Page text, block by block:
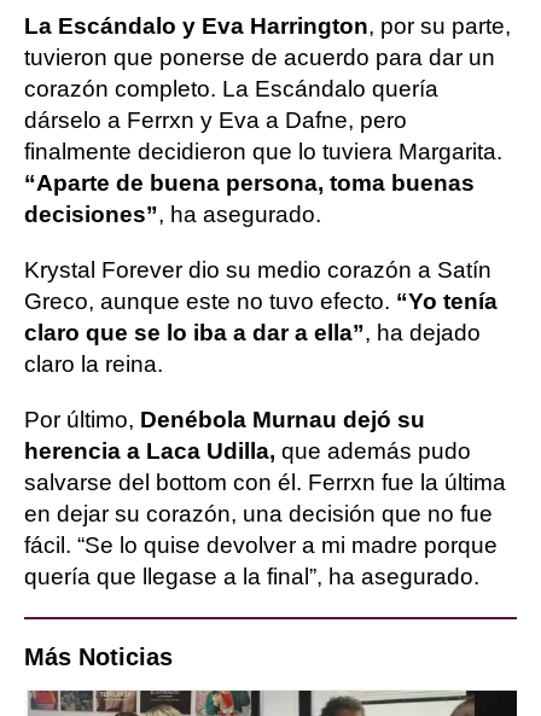
La Escándalo y Eva Harrington, por su parte,
tuvieron que ponerse de acuerdo para dar un
corazón completo. La Escándalo quería
dárselo a Ferrxn y Eva a Dafne, pero
finalmente decidieron que lo tuviera Margarita.
“Aparte de buena persona, toma buenas
decisiones”, ha asegurado.
Krystal Forever dio su medio corazón a Satín
Greco, aunque este no tuvo efecto. “Yo tenía
claro que se lo iba a dar a ella”, ha dejado
claro la reina.
Por último, Denébola Murnau dejó su
herencia a Laca Udilla, que además pudo
salvarse del bottom con él. Ferrxn fue la última
en dejar su corazón, una decisión que no fue
fácil. “Se lo quise devolver a mi madre porque
quería que llegase a la final”, ha asegurado.
Más Noticias